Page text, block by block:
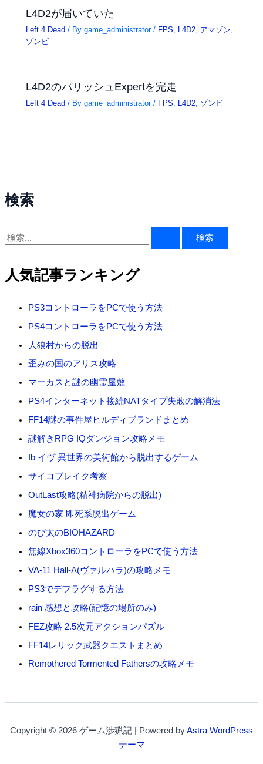
検索
検
対
象
人気記事ランキング
PS3コントローラをPCで使う方法
PS4コントローラをPCで使う方法
人狼村からの脱出
歪みの国のアリス攻略
マーカスと謎の幽霊屋敷
PS4インターネット接続NATタイプ失敗の解消法
FF14謎の事件屋ヒルディブランドまとめ
謎解きRPG IQダンジョン攻略メモ
Ib イヴ 異世界の美術館から脱出するゲーム
サイコブレイク考察
OutLast攻略(精神病院からの脱出)
魔女の家 即死系脱出ゲーム
のび太のBIOHAZARD
無線Xbox360コントローラをPCで使う方法
VA-11 Hall-A(ヴァルハラ)の攻略メモ
PS3でデフラグする方法
rain 感想と攻略(記憶の場所のみ)
FEZ攻略 2.5次元アクションパズル
FF14レリック武器クエストまとめ
Remothered Tormented Fathersの攻略メモ
L4D2が届いていた
Left 4 Dead / Bygame_administrator/ FPS, L4D2, アマゾン,
ゾンビ
L4D2のパリッシュExpertを完走
Left 4 Dead / Bygame_administrator/ FPS L4D2 ゾンビ
Copyright © 2026 ゲーム渉猟記 | Powered byAstra WordPress
テーマ